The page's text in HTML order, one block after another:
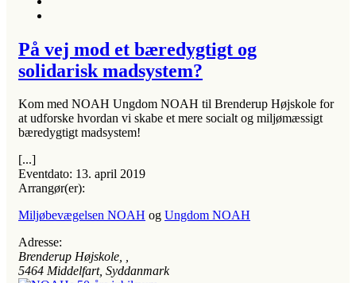
På vej mod et bæredygtigt og
solidarisk madsystem?
Kom med NOAH Ungdom NOAH til Brenderup Højskole for
at udforske hvordan vi skabe et mere socialt og miljømæssigt
bæredygtigt madsystem!
[...]
Eventdato: 13. april 2019
Arrangør(er):
Miljøbevægelsen NOAH og Ungdom NOAH
Adresse:
Brenderup Højskole, ,
5464 Middelfart, Syddanmark